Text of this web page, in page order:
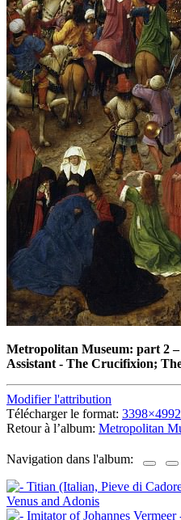
Metropolitan Museum: part 2–
Assistant - The Crucifixion;
Modifier l'attribution
Télécharger le format:
Retour à l’album: Metropolitan
Navigation dans l'album: